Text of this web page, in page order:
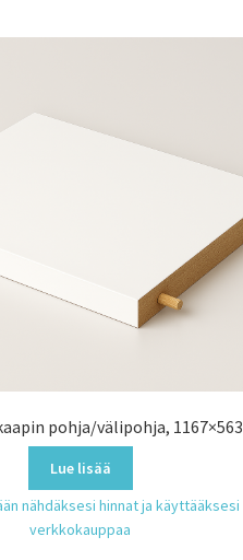
pohja/välipohja, 1167×563
Lue lisää
nähdäksesi hinnat ja käyttääksesi
verkkokauppaa